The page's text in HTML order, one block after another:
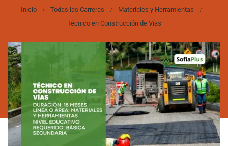
Inicio Todas las Carreras
Materiales y Herramientas
Técnico en Construcción de Vías